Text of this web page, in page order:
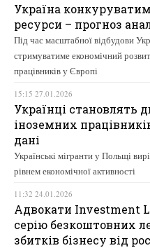
Україна
ресурси – прогноз
Під час масштабної відбудови
стримуватиме економічний
працівників у Європі
15:15 27.01.2026
Українці становлять
іноземних
дані
Українські мігранти у Польщі
рівнем економічної активності
11:32 24.01.2026
Адвокати Investment
серію безкоштовних
збитків бізнесу від